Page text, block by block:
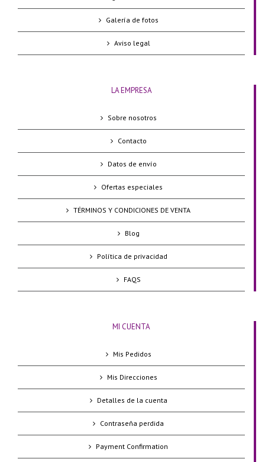
Galería de fotos
Aviso legal
LA EMPRESA
Sobre nosotros
Contacto
Datos de envío
Ofertas especiales
TÉRMINOS Y CONDICIONES DE VENTA
Blog
Política de privacidad
FAQS
MI CUENTA
Mis Pedidos
Mis Direcciones
Detalles de la cuenta
Contraseña perdida
Payment Confirmation